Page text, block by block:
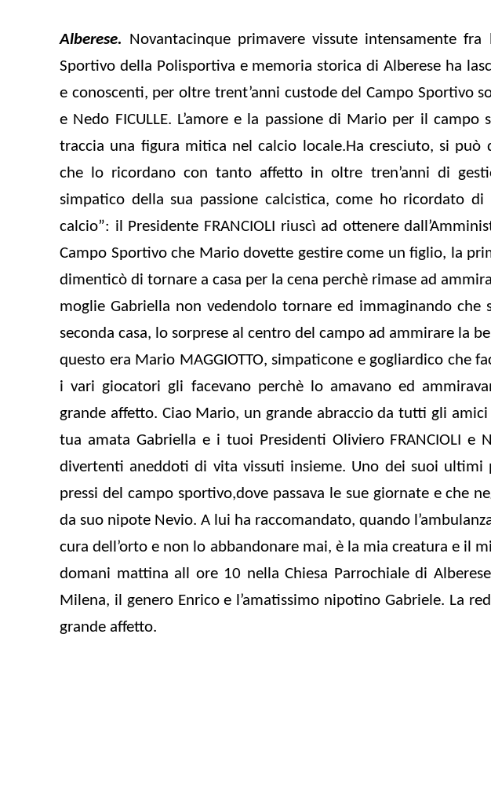
Alberese. Novantacinque primavere vissute intensamente
Sportivo della Polisportiva e memoria storica di Alberese ha
e conoscenti, per oltre trent’anni custode del Campo Sportivo
e Nedo FICULLE. L’amore e la passione di Mario per il
traccia una figura mitica nel calcio locale.Ha cresciuto, si
che lo ricordano con tanto affetto in oltre tren’anni di
simpatico della sua passione calcistica, come ho ricordato
calcio”: il Presidente FRANCIOLI riuscì ad ottenere
Campo Sportivo che Mario dovette gestire come un figlio, la
dimenticò di tornare a casa per la cena perchè rimase ad
moglie Gabriella non vedendolo tornare ed immaginando che
seconda casa, lo sorprese al centro del campo ad ammirare la
questo era Mario MAGGIOTTO, simpaticone e gogliardico che
i vari giocatori gli facevano perchè lo amavano ed
grande affetto. Ciao Mario, un grande abraccio da tutti gli
tua amata Gabriella e i tuoi Presidenti Oliviero FRANCIOLI e
divertenti aneddoti di vita vissuti insieme. Uno dei suoi
pressi del campo sportivo,dove passava le sue giornate e che
da suo nipote Nevio. A lui ha raccomandato, quando
cura dell’orto e non lo abbandonare mai, è la mia creatura e il
domani mattina all ore 10 nella Chiesa Parrochiale di
Milena, il genero Enrico e l’amatissimo nipotino Gabriele. La
grande affetto.